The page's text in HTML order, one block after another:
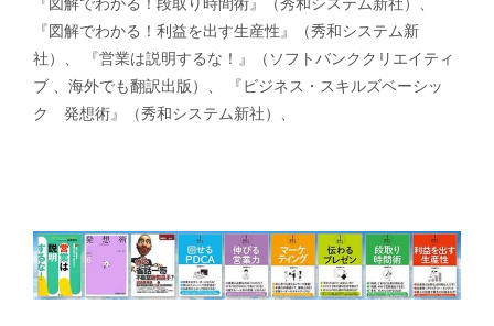
『図解でわかる！利益を出す生産性』（秀和システム新
社）、 『営業は説明するな！』（ソフトバンククリエイティ
ブ 、海外でも翻訳出版）、 『ビジネス・スキルズベーシッ
ク 発想術』（秀和システム新社）、